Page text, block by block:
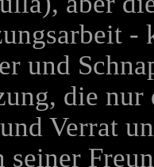
und
die
Verrat